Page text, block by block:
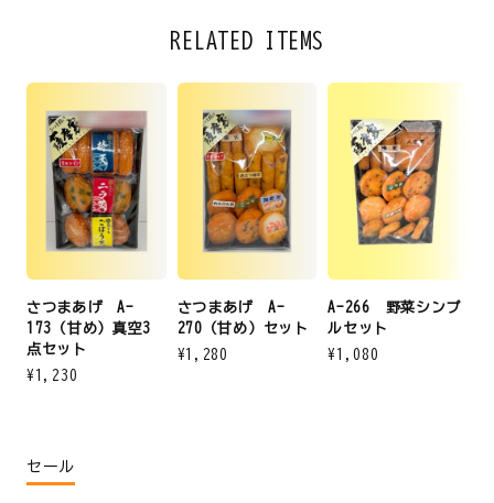
RELATED ITEMS
さつまあげ A-
173（甘め）真空3
点セット
¥1,230
さつまあげ A-
270（甘め）セット
¥1,280
A-266 野菜シンプ
ルセット
¥1,080
セール